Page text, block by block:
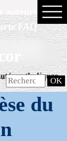
FAQ
du